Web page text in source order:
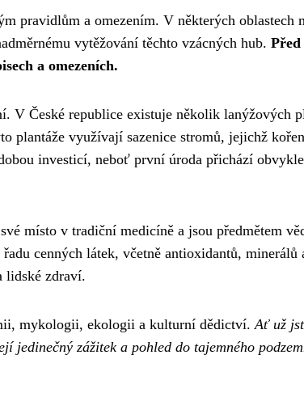
pravidlům a omezením. V některých oblastech
vytěžování těchto vzácných hub. Před
a omezeních.
V České republice existuje několik lanýžových
plantáže využívají sazenice stromů, jejichž
investicí, neboť první úroda přichází
místo v tradiční medicíně a jsou předmětem
cenných látek, včetně antioxidantů, minerálů
lidské zdraví.
mykologii, ekologii a kulturní dědictví.Ať už
jedinečný zážitek a pohled do tajemného